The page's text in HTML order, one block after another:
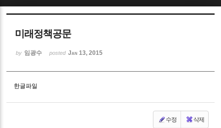
미래정책공문
by 임광수 posted Jan 13, 2015
한글파일
수정 삭제
Sketchbook5, 스케치북5
Sketchbook5, 스케치북5